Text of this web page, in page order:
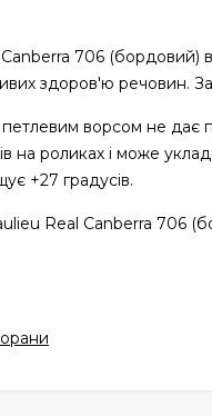
Canberra 706
здоров'ю речовин.
ворсом не дає
на роликах і може
+27 градусів.
Real Canberra 706